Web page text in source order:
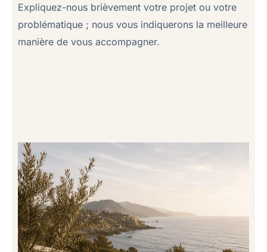
Expliquez-nous brièvement votre projet ou votre
problématique ; nous vous indiquerons la meilleure
manière de vous accompagner.